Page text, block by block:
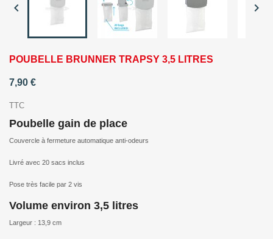
 
POUBELLE BRUNNER TRAPSY 3,5 LITRES
7,90 €
TTC
Poubelle gain de place
Couvercle à fermeture automatique anti-odeurs
Livré avec 20 sacs inclus
Pose très facile par 2 vis
Volume environ 3,5 litres
Largeur : 13,9 cm